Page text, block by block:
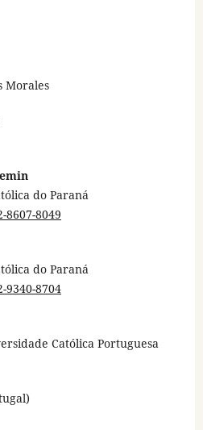
Morales
do Paraná
8607-8049
do Paraná
9340-8704
Católica Portuguesa